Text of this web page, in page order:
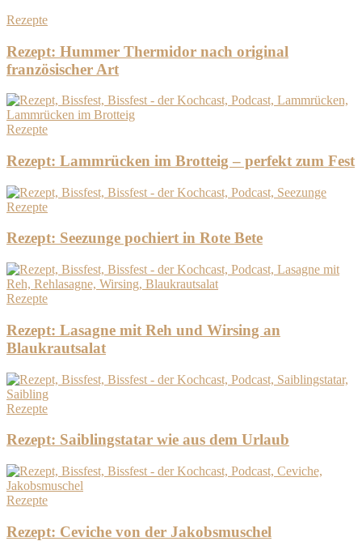
Rezepte
Rezept: Hummer Thermidor nach original
französischer Art
Rezepte
Rezept: Lammrücken im Brotteig – perfekt zum Fest
Rezepte
Rezept: Seezunge pochiert in Rote Bete
Rezepte
Rezept: Lasagne mit Reh und Wirsing an
Blaukrautsalat
Rezepte
Rezept: Saiblingstatar wie aus dem Urlaub
Rezepte
Rezept: Ceviche von der Jakobsmuschel